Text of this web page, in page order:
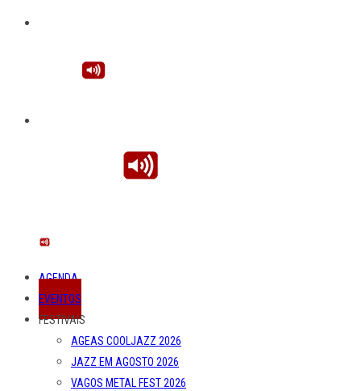
AGENDA
EVENTOS
FESTIVAIS
AGEAS COOLJAZZ 2026
JAZZ EM AGOSTO 2026
VAGOS METAL FEST 2026